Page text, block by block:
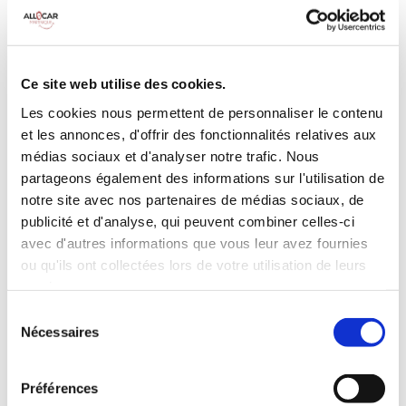
Ce site web utilise des cookies.
Les cookies nous permettent de personnaliser le contenu
et les annonces, d'offrir des fonctionnalités relatives aux
médias sociaux et d'analyser notre trafic. Nous
partageons également des informations sur l'utilisation de
notre site avec nos partenaires de médias sociaux, de
publicité et d'analyse, qui peuvent combiner celles-ci
avec d'autres informations que vous leur avez fournies
ou qu'ils ont collectées lors de votre utilisation de leurs
Nécessaires
Préférences
3 Valises
INCLUS À LA LOCATION
Killométrage illimité
Assurance tous risques (hors franchise)
Carburant : plein à rendre plein
CONDITIONS DE LOCATION
Age minimum :20 ans
ASSURANCE